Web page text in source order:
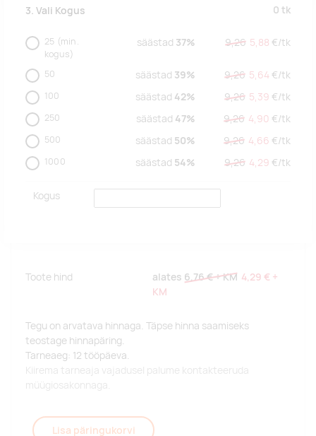
3. Vali Kogus 0 tk
25 (min.
kogus)
säästad 37% 9,26 5,88 €/tk
50 säästad 39% 9,26 5,64 €/tk
100 säästad 42% 9,26 5,39 €/tk
250 säästad 47% 9,26 4,90 €/tk
500 säästad 50% 9,26 4,66 €/tk
1000 säästad 54% 9,26 4,29 €/tk
Kogus
Toote hind alates 6,76 €+ KM 4,29 € +
KM
Tegu on arvatava hinnaga. Täpse hinna saamiseks
teostage hinnapäring.
Tarneaeg: 12 tööpäeva.
Kiirema tarneaja vajadusel palume kontakteeruda
müügiosakonnaga.
Lisa päringukorvi